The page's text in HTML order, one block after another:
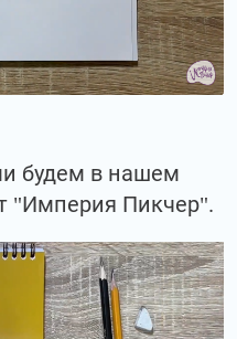
будем в нашем
"Империя Пикчер".